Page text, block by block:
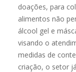
doações, para
alimentos não
álcool gel e
visando o
medidas de
criação, o setor